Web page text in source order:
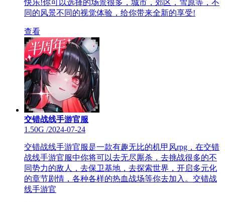
快乐!你可以选择的场景很多，城市，郊区，雪原等，不
同的风景不同的视觉体验，给你带来全新的享受!
查看
交错战线手游官服
1.50G /2024-07-24
交错战线手游官服是一款有趣无比的机甲风rpg，在交错
战线手游官服中你将可以去无尽厮杀，去挑战很多的不
同势力的敌人，去保卫基地，去探索世界，开启多元化
的章节剧情，各种各样的热血战场等你去加入。交错战
线手游官